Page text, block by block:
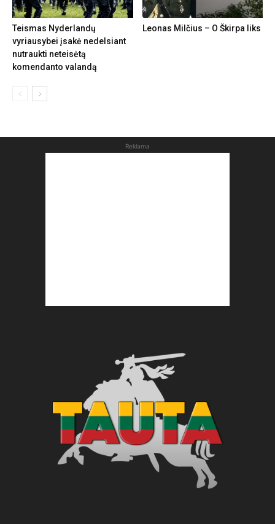
Teismas Nyderlandų
vyriausybei įsakė nedelsiant
nutraukti neteisėtą
komendanto valandą
Leonas Milčius – O Škirpa liks
Reklama